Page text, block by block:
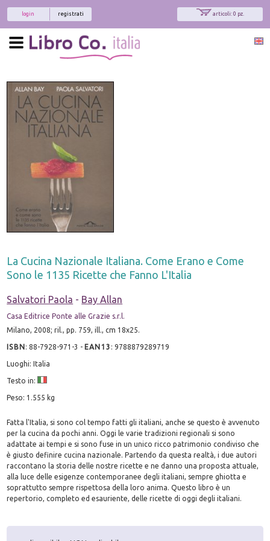
articoli: 0 pz.
registrati
login
La Cucina Nazionale Italiana. Come Erano e Come
Sono le 1135 Ricette che Fanno L'Italia
Salvatori Paola - Bay Allan
Casa Editrice Ponte alle Grazie s.r.l.
Milano, 2008; ril., pp. 759, ill., cm 18x25.
ISBN:88-7928-971-3 - EAN13 :9788879289719
Luoghi: Italia
Testo in:
Peso: 1.555 kg
Fatta l'Italia, si sono col tempo fatti gli italiani, anche se questo è avvenuto
per la cucina da pochi anni. Oggi le varie tradizioni regionali si sono
adattate ai tempi e si sono fuse in un unico ricco patrimonio condiviso che
è giusto definire cucina nazionale. Partendo da questa realtà, i due autori
raccontano la storia delle nostre ricette e ne danno una proposta attuale,
alla luce delle esigenze contemporanee degli italiani, sempre ghiotta e
soprattutto sempre rispettosa della loro anima. Questo libro è un
repertorio, completo ed esauriente, delle ricette di oggi degli italiani.